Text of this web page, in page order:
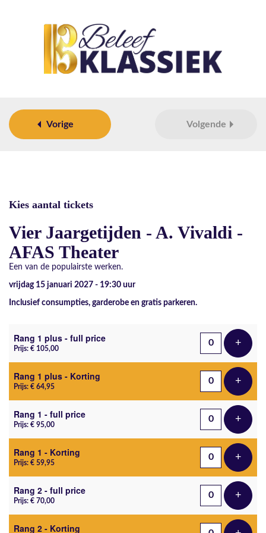
Vorige Volgende
Kies aantal tickets
Vier Jaargetijden - A. Vivaldi -
AFAS Theater
Een van de populairste werken.
vrijdag 15 januari 2027 - 19:30 uur
Inclusief consumpties, garderobe en gratis parkeren.
Rang 1 plus - full price
Prijs: € 105,00 +Voeg
Rang 1 plus - Korting
Prijs: € 64,95 +Voeg
Rang 1 - full price
Prijs: € 95,00 +Voeg
Rang 1 - Korting
Prijs: € 59,95 +Voeg
Rang 2 - full price
Prijs: € 70,00 +Voeg
Rang 2 - Korting